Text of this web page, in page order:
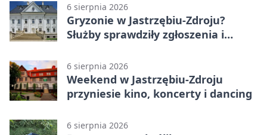
6 sierpnia 2026
Gryzonie w Jastrzębiu-Zdroju?
Służby sprawdziły zgłoszenia i
6 sierpnia 2026
Weekend w Jastrzębiu-Zdroju
przyniesie kino, koncerty i dancing
6 sierpnia 2026